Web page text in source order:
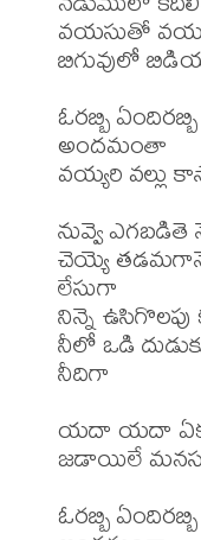
వయసుతో
బిగువులో
ఓరబ్బి
అందమంతా
వయ్యరి వల్లు
నువ్వె
చెయ్యె
లేసుగా
నిన్నె
నీలో ఒడి
నీదిగా
యదా యదా
జడాయిలే
ఓరబ్బి